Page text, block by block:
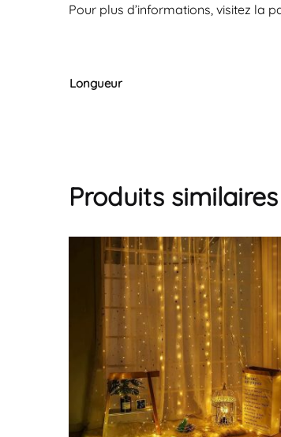
Pour plus d’informations, visitez la
Longueur
Produits similaires